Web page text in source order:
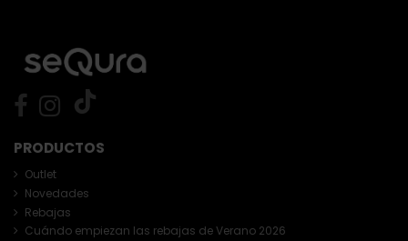
PRODUCTOS
Outlet
Novedades
Rebajas
Cuándo empiezan las rebajas de Verano 2026